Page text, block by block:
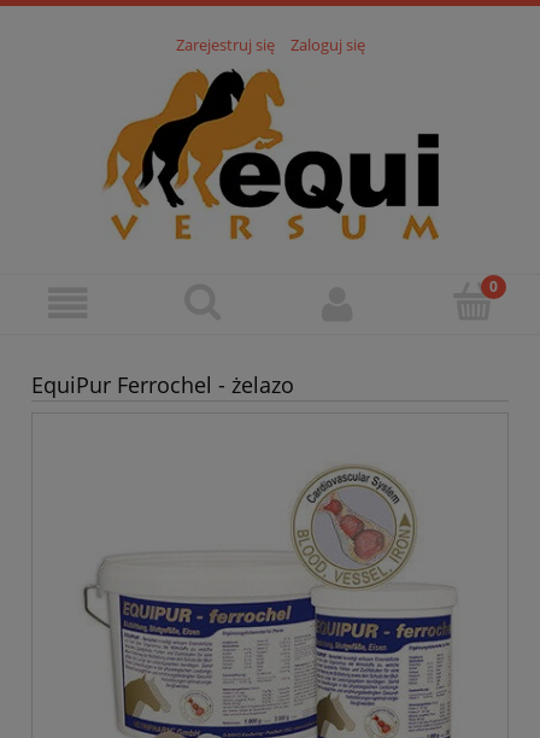
Zarejestruj się Zaloguj się
EquiPur Ferrochel - żelazo